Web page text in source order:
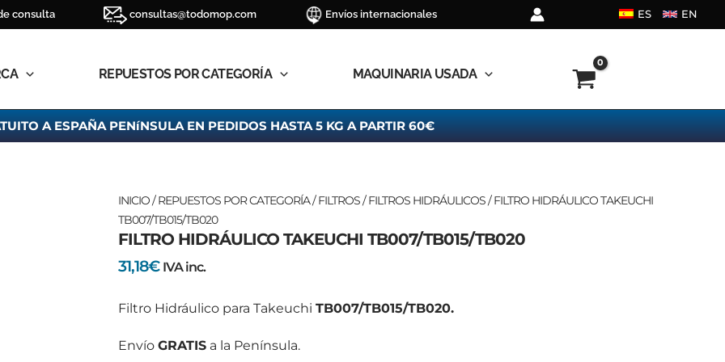
consulta consultas@todomop.com Envíos internacionales ES EN
REPUESTOS POR CATEGORÍA MAQUINARIA USADA
A ESPAÑA PENíNSULA EN PEDIDOS HASTA 5 KG A PARTIR 60€
INICIO/REPUESTOS POR CATEGORÍA/FILTROS/FILTROS HIDRÁULICOS/ FILTRO HIDRÁULICO TAKEUCHI
TB007/TB015/TB020
FILTRO HIDRÁULICO TAKEUCHI TB007/TB015/TB020
31,18€ IVA inc.
Filtro Hidráulico para Takeuchi TB007/TB015/TB020.
Envío GRATISa la Península.
FILTRO
HIDRÁULICO
TAKEUCHI
TB007/TB015/TB020
cantidad